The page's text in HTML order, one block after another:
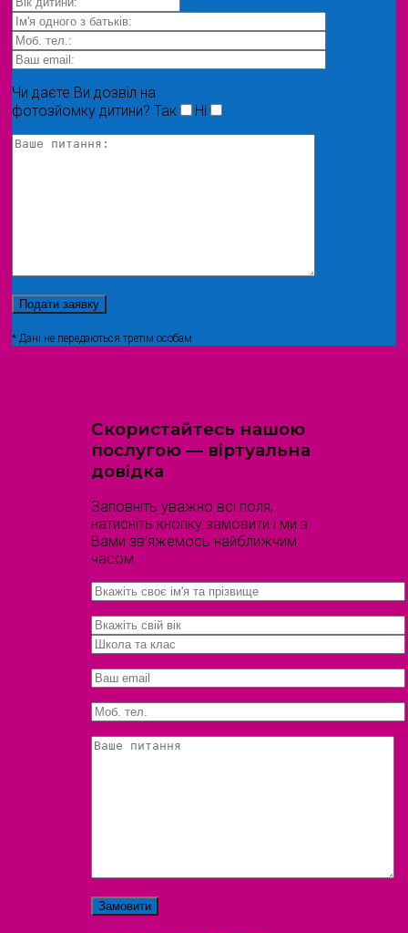
Чи даєте Ви дозвіл на
фотозйомку дитини? Так Ні
* Дані не передаються третім особам
Скористайтесь нашою
послугою — віртуальна
довідка
Заповніть уважно всі поля,
натисніть кнопку замовити і ми з
Вами зв'яжемось найближчим
часом.